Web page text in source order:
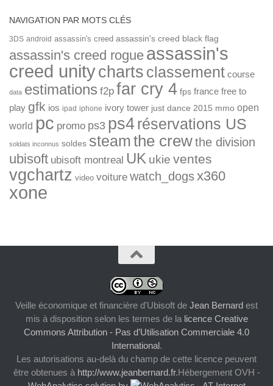
NAVIGATION PAR MOTS CLÉS
3DS android assassin's creed assassin's creed black flag
assassin's creed rogue assassin's
creed unitycharts classement course
data estimations f2p far cry 4 fps france free to
play gfk ios ipad iphone ivory tower just dance 2015 mmo open
world pc promo ps3 ps4réservations US
soldats inconnus soldes steamthe crewthe division
ubisoft ubisoft montreal UK ukie ventes
vgchartz video voiture watch_dogsx360
xone
Veille économique et financière d'Ubisoft de Jean Bernard est
mis à disposition selon les termes de la licence Creative
Commons Attribution - Pas d’Utilisation Commerciale 4.0
International.
Les autorisations au-delà du champ de cette licence peuvent
être obtenues à http://www.jeanbernard.fr.Hébergement OVH -